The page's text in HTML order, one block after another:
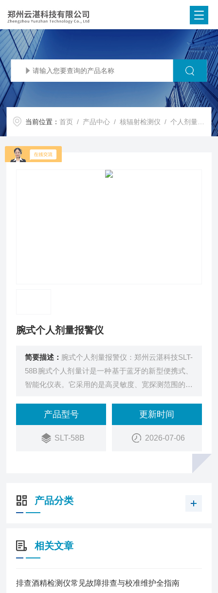
当前位置：首页 / 产品中心 /核辐射检测仪 /个人剂量率报警仪
腕式个人剂量报警仪
简要描述： 腕式个人剂量报警仪：郑州云湛科技SLT-
58B腕式个人剂量计是一种基于蓝牙的新型便携式、
智能化仪表。它采用的是高灵敏度、宽探测范围的新
个人剂量监测，历史记录查看以及定位等功能。仪表
小巧轻便，非常适合随身携带，已经广泛应用于医
院、日常辐射安全监测和环保等各种场合。
产品型号
SLT-58B
更新时间
2026-07-06
产品分类
相关文章
排查酒精检测仪常见故障排查与校准维护全指南